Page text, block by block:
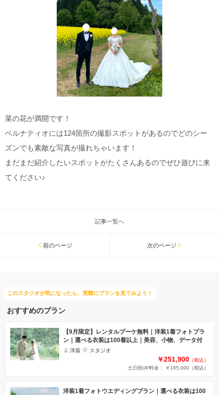
菜の花が満開です！
ベルナティオには124箇所の撮影スポットがあるのでどのシー
ズンでも素敵な写真が撮れちゃいます！
まだまだ紹介したいスポットがたくさんあるのでぜひ遊びに来
てください♪
記事一覧へ
前のページ 次のページ
このスタジオが気になったら、実際にプランを見てみよう！
おすすめのプラン
【9月限定】レンタルブーケ無料｜洋装1着フォトプラ
ン｜選べる衣装は100着以上｜美容、小物、データ付
洋装 スタジオ
￥251,900 （税込）
土日祝UP料金： ￥165,000 （税込）
洋装1着フォトウエディングプラン｜選べる衣装は100